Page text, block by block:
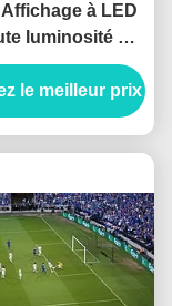
Affichage à LED
luminosité de
de stade
Économie
d'énergie
le meilleur prix